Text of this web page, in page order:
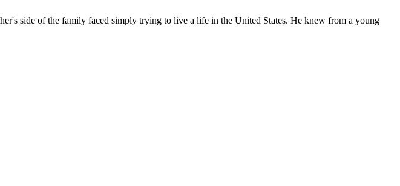
side of the family faced simply trying to live a life in the United States. He knew from a young